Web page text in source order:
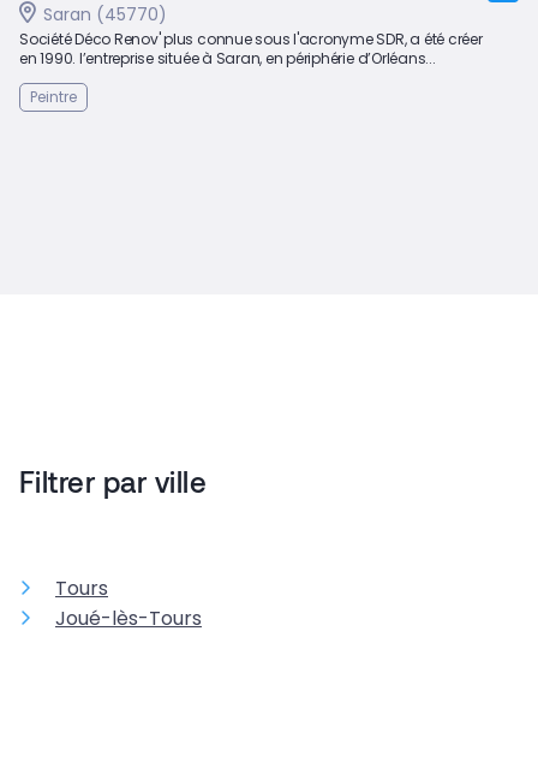
Saran (45770)
Société Déco Renov' plus connue sous l'acronyme SDR, a été créer
en 1990. l’entreprise située à Saran, en périphérie d’Orléans...
Peintre
Filtrer par ville
Tours
Joué-lès-Tours